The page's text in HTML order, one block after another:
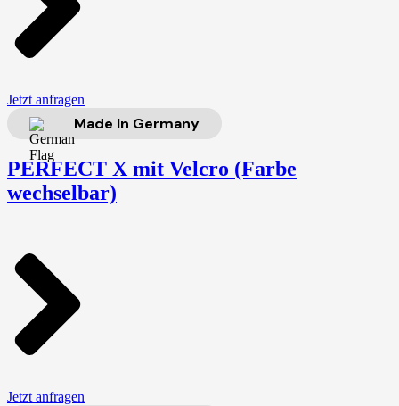
Jetzt anfragen
Made In Germany
PERFECT X mit Velcro (Farbe
wechselbar)
Jetzt anfragen